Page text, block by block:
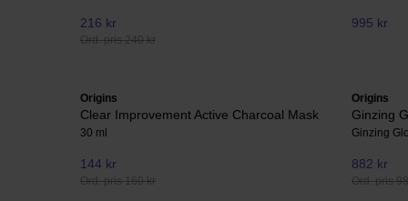
216 kr
Ord. pris 240 kr
995 kr
Origins
Clear Improvement Active Charcoal Mask
30 ml
144 kr
Ord. pris 160 kr
Origins
Ginzing
Ginzing
882 kr
Ord. pris